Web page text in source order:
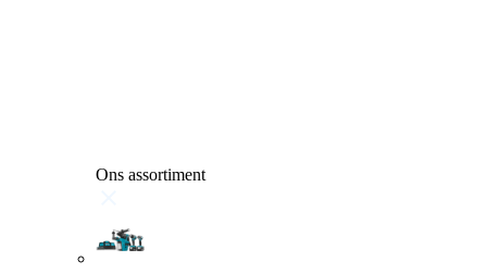
Ons assortiment